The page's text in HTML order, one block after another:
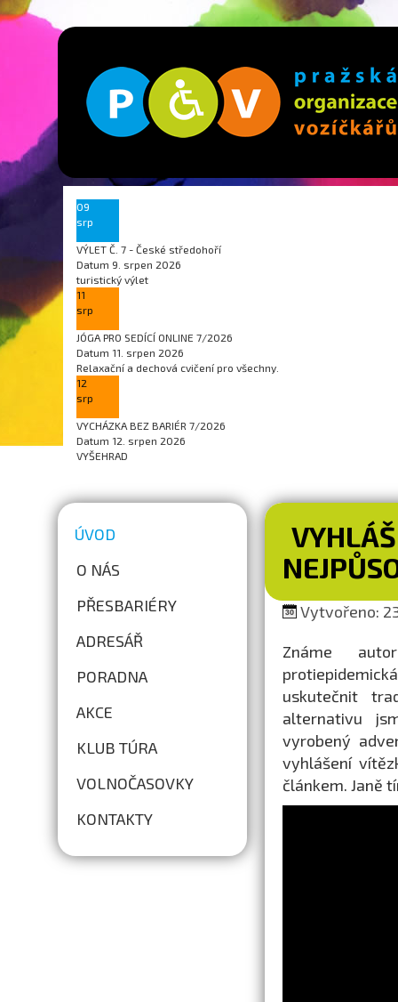
09
srp
VÝLET Č. 7 - České středohoří
Datum 9. srpen 2026
turistický výlet
11
srp
JÓGA PRO SEDÍCÍ ONLINE 7/2026
Datum 11. srpen 2026
Relaxační a dechová cvičení pro všechny.
12
srp
VYCHÁZKA BEZ BARIÉR 7/2026
Datum 12. srpen 2026
VYŠEHRAD
ÚVOD
O NÁS
PŘESBARIÉRY
ADRESÁŘ
PORADNA
AKCE
KLUB TÚRA
VOLNOČASOVKY
KONTAKTY
Vytvořeno:
Známe
uskutečnit
alternativu
vyrobený
vyhlášení
článkem. Janě